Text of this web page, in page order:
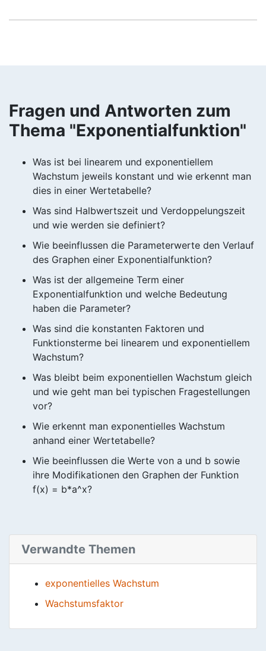
Fragen und Antworten zum
Thema "Exponentialfunktion"
Was ist bei linearem und exponentiellem
Wachstum jeweils konstant und wie erkennt man
dies in einer Wertetabelle?
Was sind Halbwertszeit und Verdoppelungszeit
und wie werden sie definiert?
Wie beeinflussen die Parameterwerte den Verlauf
des Graphen einer Exponentialfunktion?
Was ist der allgemeine Term einer
Exponentialfunktion und welche Bedeutung
haben die Parameter?
Was sind die konstanten Faktoren und
Funktionsterme bei linearem und exponentiellem
Wachstum?
Was bleibt beim exponentiellen Wachstum gleich
und wie geht man bei typischen Fragestellungen
vor?
Wie erkennt man exponentielles Wachstum
anhand einer Wertetabelle?
Wie beeinflussen die Werte von a und b sowie
ihre Modifikationen den Graphen der Funktion
f(x) = b*a^x?
Verwandte Themen
exponentielles Wachstum
Wachstumsfaktor